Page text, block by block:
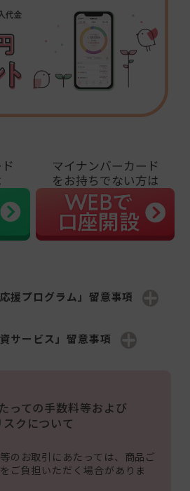
マイナンバーカード
をお持ちでない方は
援プログラム」留意事項
サービス」留意事項
っての手数料等および
スクについて
のお取引にあたっては、商品ご
ご負担いただく場合がありま